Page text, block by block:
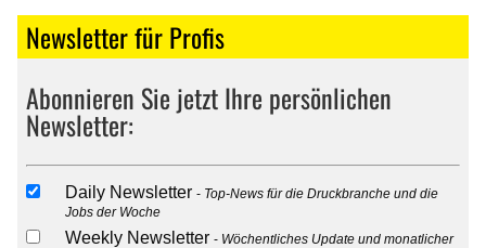
Newsletter für Profis
Abonnieren Sie jetzt Ihre persönlichen
Newsletter:
Daily Newsletter
Top-News für die Druckbranche und die
Jobs der Woche
Weekly Newsletter
Wöchentliches Update und monatlicher